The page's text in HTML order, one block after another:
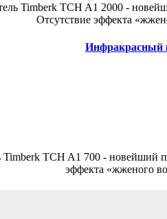
Timberk TCH A1 2000 -
Отсутствие эффекта
Инфракрасный
TCH A1 700 - новейший
эффекта «жженого